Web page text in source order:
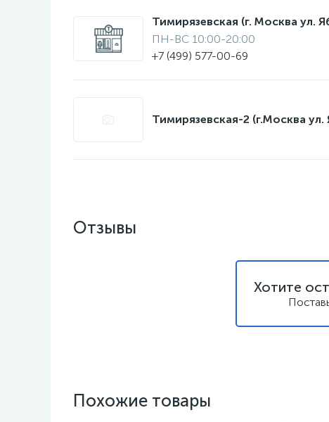
Тимирязевская (г. Москва ул.
ПН-ВС 10:00-20:00
+7 (499) 577-00-69
Тимирязевская-2 (г.Москва ул.
Отзывы
Хотите
Похожие товары